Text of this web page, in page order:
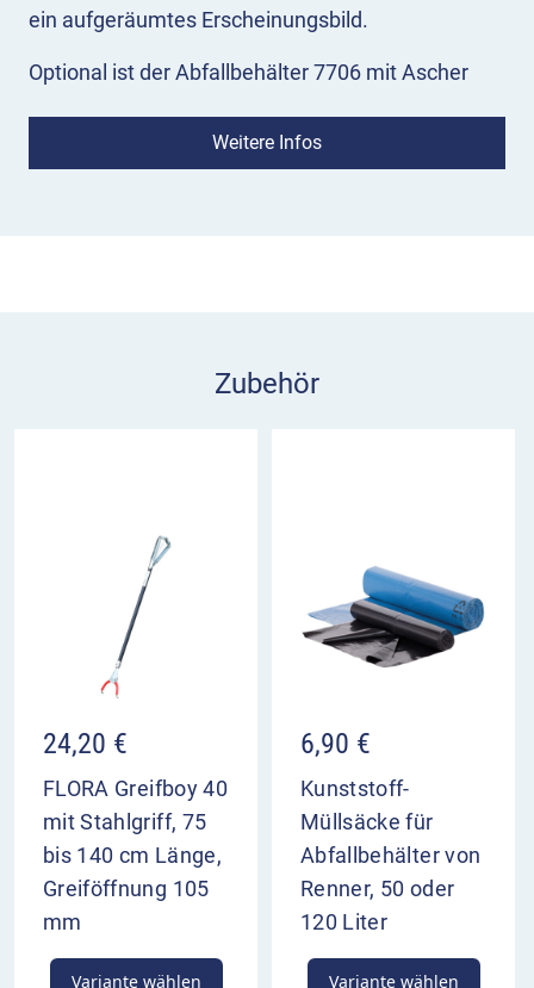
ein aufgeräumtes Erscheinungsbild.
Optional ist der Abfallbehälter 7706 mit Ascher
Einwurföffnung in der Deckelscheibe bis zu 3 Liter
an Zigarettenabfällen zusätzlich entsorgt.
Weitere Farbwünsche sind nach Absprache
Behälter: Stahlblech 2,0 mm
Deckelscheibe: Stahlblech 6,0 mm
Pfosten: Quadratrohr 60 x 60 x 3 mm
Einsatzbehälter: Stahlblech feuerverzinkt 0,75
Einwurföffnung: Ø 220 x 100 mm / Ascher Ø 35
Technisch bedingt erscheinen Farbausführungen
auf Ihrem Endgerät möglicherweise abweichend
zu dem tatsächlich geliefertem Produkt.
Weitere Infos
Zubehör
24,20 €
FLORA Greifboy 40
mit Stahlgriff, 75
bis 140 cm Länge,
Greiföffnung 105
mm
Variante wählen
6,90 €
Kunststoff-
Müllsäcke für
Abfallbehälter von
Renner, 50 oder
120 Liter
Variante wählen